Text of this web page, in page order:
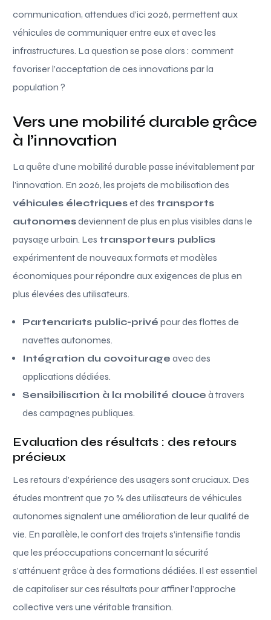
communication, attendues d’ici 2026, permettent aux
véhicules de communiquer entre eux et avec les
infrastructures. La question se pose alors : comment
favoriser l’acceptation de ces innovations par la
population ?
Vers une mobilité durable grâce
à l’innovation
La quête d’une mobilité durable passe inévitablement par
l’innovation. En 2026, les projets de mobilisation des
véhicules électriqueset des transports
autonomesdeviennent de plus en plus visibles dans le
paysage urbain. Les transporteurs publics
expérimentent de nouveaux formats et modèles
économiques pour répondre aux exigences de plus en
plus élevées des utilisateurs.
Partenariats public-privé pour des flottes de
navettes autonomes.
Intégration du covoiturage avec des
applications dédiées.
Sensibilisation à la mobilité douce à travers
des campagnes publiques.
Evaluation des résultats : des retours
précieux
Les retours d’expérience des usagers sont cruciaux. Des
études montrent que 70 % des utilisateurs de véhicules
autonomes signalent une amélioration de leur qualité de
vie. En parallèle, le confort des trajets s’intensifie tandis
que les préoccupations concernant la sécurité
s’atténuent grâce à des formations dédiées. Il est essentiel
de capitaliser sur ces résultats pour affiner l’approche
collective vers une véritable transition.